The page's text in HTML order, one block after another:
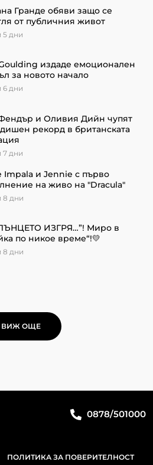
Гранде обяви защо се
от публичния живот
5 дни
издаде емоционален
за новото начало
6 дни
и Оливия Дийн чупят
рекорд в британската
7 дни
Impala и Jennie с първо
на живо на "Dracula"
8 дни
ИЗГРЯ…”! Миро в
по никое време“!💛
8 дни
ВИЖ ОЩЕ
0878/501000
ПОЛИТИКА ЗА ПОВЕРИТЕЛНОСТ